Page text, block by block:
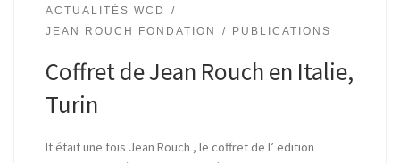
ACTUALITÉS WCD
JEAN ROUCH FONDATION
PUBLICATIONS
Coffret de Jean Rouch en Italie,
Turin
It était une fois Jean Rouch , le coffret de l’ edition